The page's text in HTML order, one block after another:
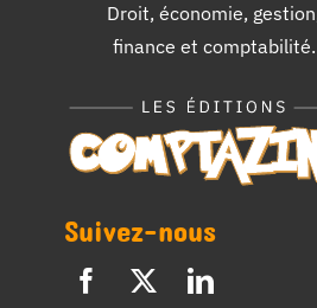
Droit, économie,
finance et comptabilité.
Suivez-nous